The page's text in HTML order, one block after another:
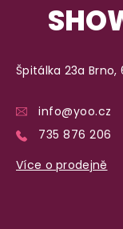
Špitálka 23a Brno,
info@yoo.cz
735 876 206
Více o prodejně